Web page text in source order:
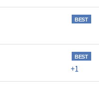
BEST
BEST
+1